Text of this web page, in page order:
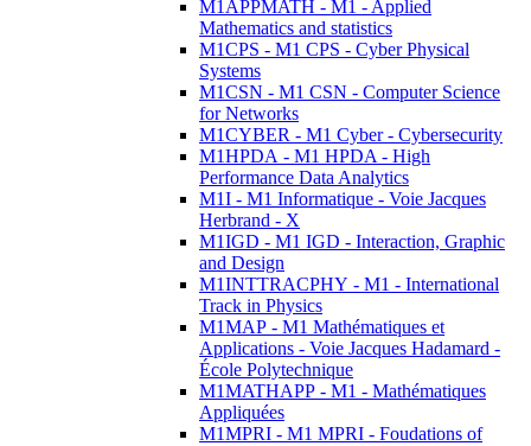
M1APPMATH - M1 - Applied
Mathematics and statistics
M1CPS - M1 CPS - Cyber Physical
Systems
M1CSN - M1 CSN - Computer Science
for Networks
M1CYBER - M1 Cyber - Cybersecurity
M1HPDA - M1 HPDA - High
Performance Data Analytics
M1I - M1 Informatique - Voie Jacques
Herbrand - X
M1IGD - M1 IGD - Interaction, Graphic
and Design
M1INTTRACPHY - M1 - International
Track in Physics
M1MAP - M1 Mathématiques et
Applications - Voie Jacques Hadamard -
École Polytechnique
M1MATHAPP - M1 - Mathématiques
Appliquées
M1MPRI - M1 MPRI - Foudations of